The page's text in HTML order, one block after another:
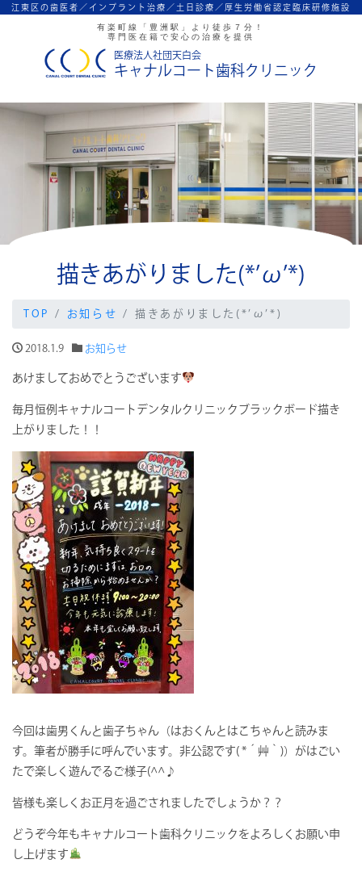
江東区の歯医者／インプラント治療／ 土日診療／厚生労働省認定臨床研修施設
有楽町線「豊洲駅」より徒歩７分！
専門医在籍で安心の治療を提供
医療法人社団天白会
キャナルコート歯科クリニック
描きあがりました(*’ω’*)
TOP お知らせ 描きあがりました(*’ω’*)
2018.1.9 お知らせ
あけましておめでとうございます
毎月恒例キャナルコートデンタルクリニックブラックボード描き
上がりました！！
今回は歯男くんと歯子ちゃん（はおくんとはこちゃんと読みま
す。筆者が勝手に呼んでいます。非公認です( *´艸｀)）がはごい
たで楽しく遊んでるご様子(^^♪
皆様も楽しくお正月を過ごされましたでしょうか？？
どうぞ今年もキャナルコート歯科クリニックをよろしくお願い申
し上げます